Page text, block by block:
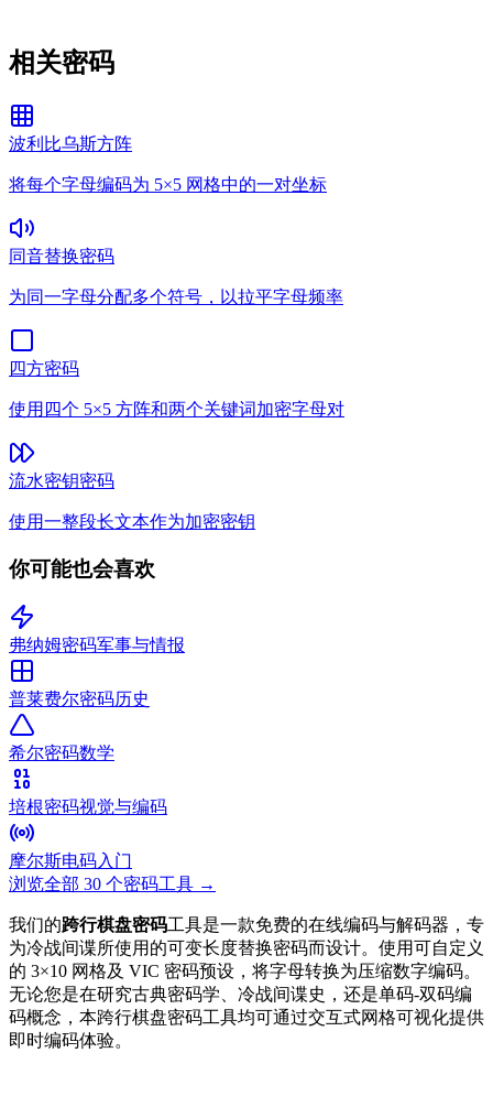
相关密码
波利比乌斯方阵
将每个字母编码为 5×5 网格中的一对坐标
同音替换密码
为同一字母分配多个符号，以拉平字母频率
四方密码
使用四个 5×5 方阵和两个关键词加密字母对
流水密钥密码
使用一整段长文本作为加密密钥
你可能也会喜欢
弗纳姆密码军事与情报
普莱费尔密码历史
希尔密码数学
培根密码视觉与编码
摩尔斯电码入门
浏览全部 30 个密码工具 →
我们的跨行棋盘密码工具是一款免费的在线编码与解码器，专
为冷战间谍所使用的可变长度替换密码而设计。使用可自定义
的 3×10 网格及 VIC 密码预设，将字母转换为压缩数字编码。
无论您是在研究古典密码学、冷战间谍史，还是单码-双码编
码概念，本跨行棋盘密码工具均可通过交互式网格可视化提供
即时编码体验。